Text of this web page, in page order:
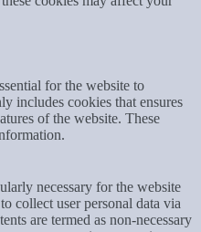
for the website to
includes cookies that ensures
of the website. These
necessary for the website
collect user personal data via
are termed as non-necessary